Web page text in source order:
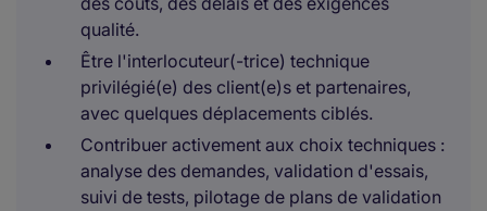
qualité.
Être l'interlocuteur(-trice) technique
privilégié(e) des client(e)s et partenaires,
avec quelques déplacements ciblés.
Contribuer activement aux choix techniques :
analyse des demandes, validation d'essais,
suivi de tests, pilotage de plans de validation